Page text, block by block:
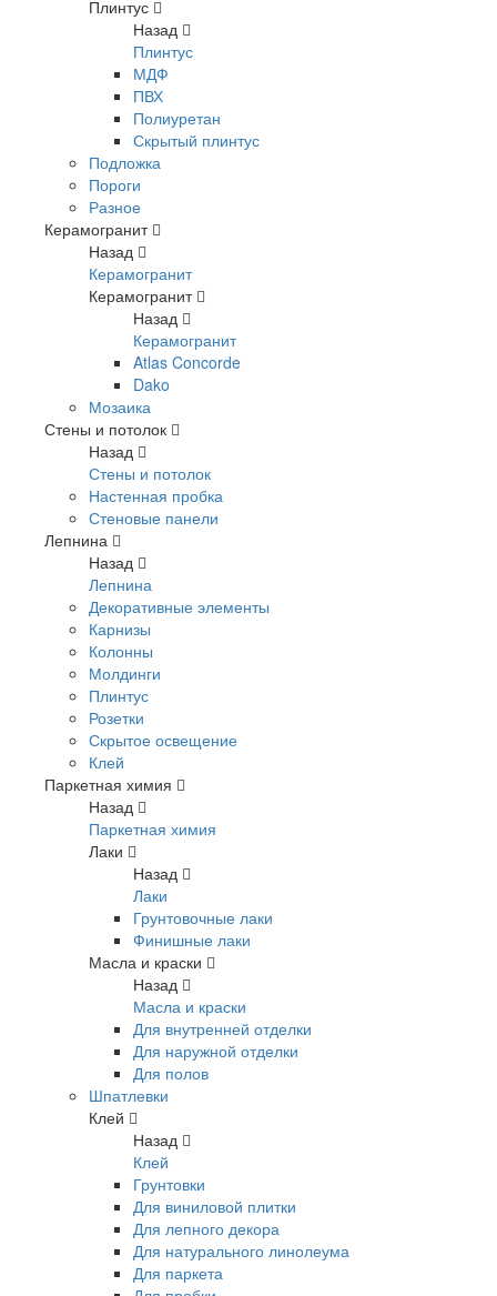
Плинтус
Назад
Плинтус
МДФ
ПВХ
Полиуретан
Скрытый плинтус
Подложка
Пороги
Разное
Керамогранит
Назад
Керамогранит
Керамогранит
Назад
Керамогранит
Atlas Concorde
Dako
Мозаика
Стены и потолок
Назад
Стены и потолок
Настенная пробка
Стеновые панели
Лепнина
Назад
Лепнина
Декоративные элементы
Карнизы
Колонны
Молдинги
Плинтус
Розетки
Скрытое освещение
Клей
Паркетная химия
Назад
Паркетная химия
Лаки
Назад
Лаки
Грунтовочные лаки
Финишные лаки
Масла и краски
Назад
Масла и краски
Для внутренней отделки
Для наружной отделки
Для полов
Шпатлевки
Клей
Назад
Клей
Грунтовки
Для виниловой плитки
Для лепного декора
Для натурального линолеума
Для паркета